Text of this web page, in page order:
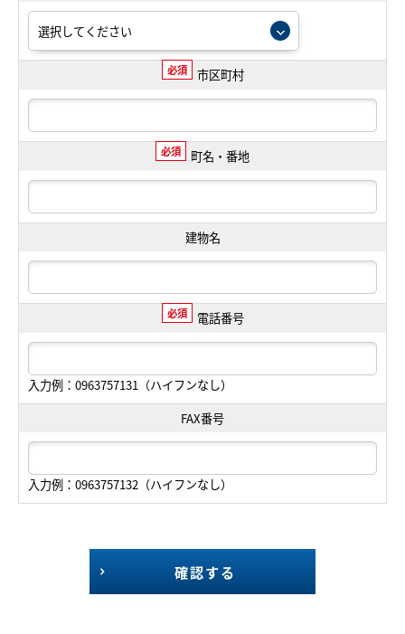
必須 市区町村
必須 町名・番地
建物名
必須 電話番号
入力例：0963757131（ハイフンなし）
FAX番号
入力例：0963757132（ハイフンなし）
確認する